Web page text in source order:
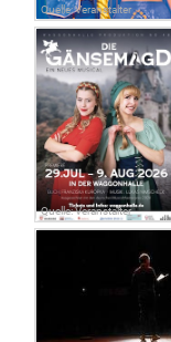
Quelle: Veranstalter
Quelle: Veranstalter